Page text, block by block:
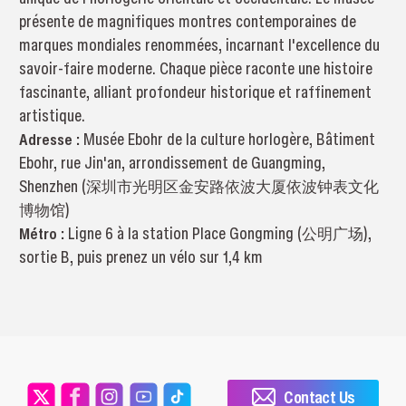
présente de magnifiques montres contemporaines de
marques mondiales renommées, incarnant l'excellence du
savoir-faire moderne. Chaque pièce raconte une histoire
fascinante, alliant profondeur historique et raffinement
artistique.
Adresse : Musée Ebohr de la culture horlogère, Bâtiment
Ebohr, rue Jin'an, arrondissement de Guangming,
Shenzhen (深圳市光明区金安路依波大厦依波钟表文化
博物馆)
Métro : Ligne 6 à la station Place Gongming (公明广场),
sortie B, puis prenez un vélo sur 1,4 km
Contact Us